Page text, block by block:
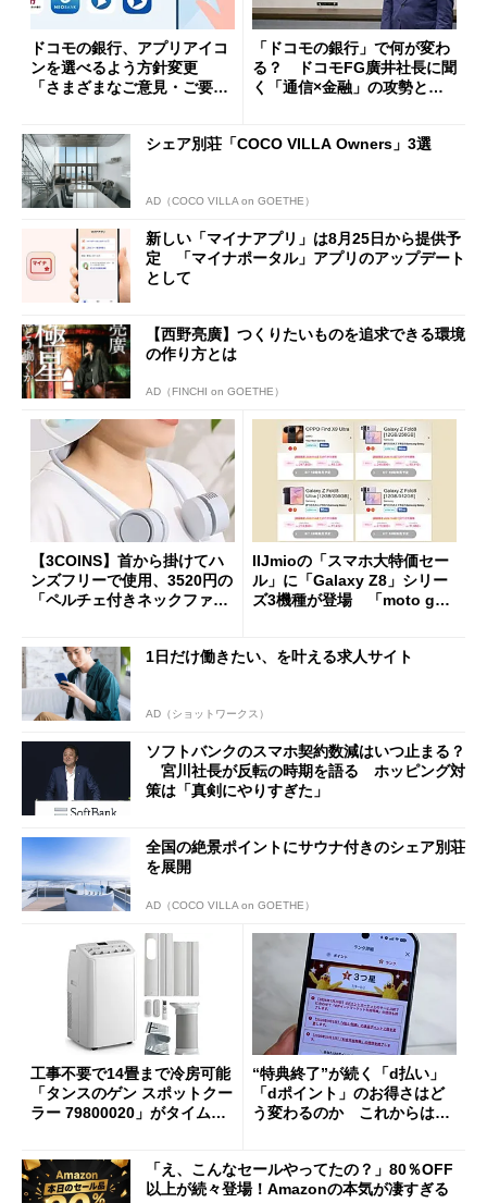
ドコモの銀行、アプリアイコ
ンを選べるよう方針変更
「さまざまなご意見・ご要望
「ドコモの銀行」で何が変わ
る？ ドコモFG廣井社長に聞
く「通信×金融」の攻勢とグ
シェア別荘「COCO VILLA Owners」3選
AD（COCO VILLA on GOETHE）
新しい「マイナアプリ」は8月25日から提供予
定 「マイナポータル」アプリのアップデート
として
【西野亮廣】つくりたいものを追求できる環境
の作り方とは
AD（FINCHI on GOETHE）
【3COINS】首から掛けてハ
ンズフリーで使用、3520円の
「ペルチェ付きネックファ
IIJmioの「スマホ大特価セー
ル」に「Galaxy Z8」シリー
ズ3機種が登場 「moto g37
1日だけ働きたい、を叶える求人サイト
AD（ショットワークス）
ソフトバンクのスマホ契約数減はいつ止まる？
宮川社長が反転の時期を語る ホッピング対
策は「真剣にやりすぎた」
全国の絶景ポイントにサウナ付きのシェア別荘
を展開
AD（COCO VILLA on GOETHE）
工事不要で14畳まで冷房可能
「タンスのゲン スポットクー
ラー 79800020」がタイムセ
“特典終了”が続く「d払い」
「dポイント」のお得さはど
う変わるのか これからは
「え、こんなセールやってたの？」80％OFF
以上が続々登場！Amazonの本気が凄すぎる